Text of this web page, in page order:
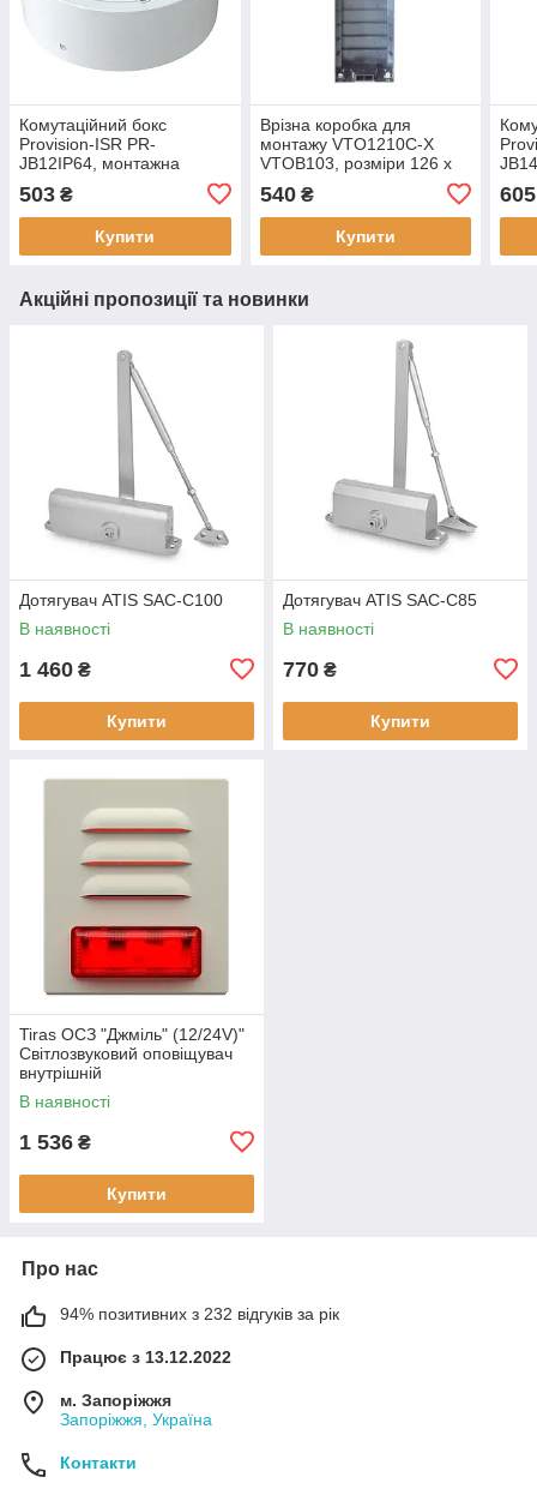
Комутаційний бокс
Provision-ISR PR-
JB12IP64, монтажна
полікарбонат, IP64
503 ₴
Купити
Врізна коробка для
монтажу VTO1210C-X
VTOB103, розміри 126 х
пластик
540₴
Купити
IP64
605
Акційні пропозиції та новинки
Дотягувач ATIS SAC-C100
В наявності
1 460 ₴
Купити
Дотягувач ATIS SAC-C85
В наявності
770 ₴
Купити
Tiras ОСЗ "Джміль" (12/24V)"
Світлозвуковий оповіщувач
внутрішній
В наявності
1 536 ₴
Купити
Про нас
94% позитивних з 232 відгуків за рік
Працює з 13.12.2022
м. Запоріжжя
Запоріжжя, Україна
Контакти